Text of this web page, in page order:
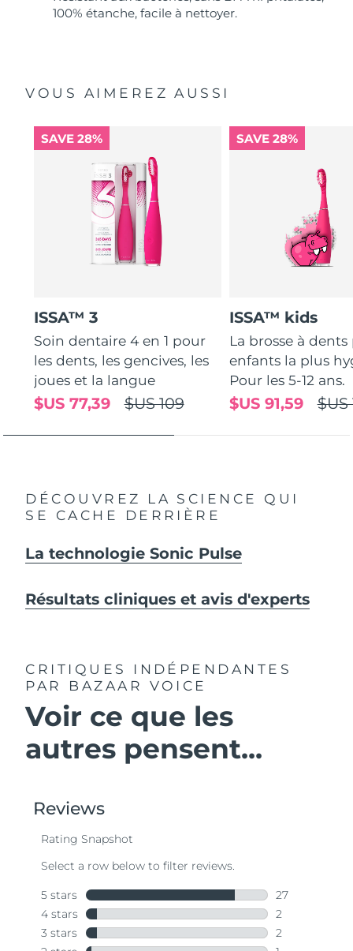
100% étanche, facile à nettoyer.
VOUS AIMEREZ AUSSI
SAVE 28%
ISSA™ 3
Soin dentaire 4 en 1 pour
les dents, les gencives, les
joues et la langue
$US 109
$US 77,39
SAVE 28%
ISSA™ kids
La brosse à
enfants la plus
Pour les 5-12 ans.
$US
$US 91,59
DÉCOUVREZ LA SCIENCE QUI
SE CACHE DERRIÈRE
La technologie Sonic Pulse
Résultats cliniques et avis d'experts
CRITIQUES INDÉPENDANTES
PAR BAZAAR VOICE
Voir ce que les
autres pensent...